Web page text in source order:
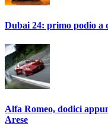
Dubai 24: primo podio a
Alfa Romeo, dodici
Arese